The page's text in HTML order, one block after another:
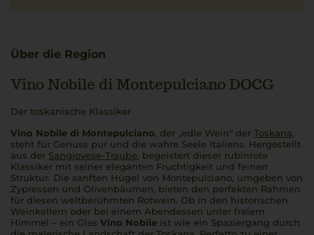
Über die Region
Vino Nobile di Montepulciano DOCG
Der toskanische Klassiker
Vino Nobile di Montepulciano, der „edle Wein“ der Toskana,
steht für Genuss pur und die wahre Seele Italiens. Hergestellt
aus der Sangiovese-Traube, begeistert dieser rubinrote
Klassiker mit seiner eleganten Fruchtigkeit und feinen
Struktur. Die sanften Hügel von Montepulciano, umgeben von
Zypressen und Olivenbäumen, bieten den perfekten Rahmen
für diesen weltberühmten Rotwein. Ob in den historischen
Weinkellern oder bei einem Abendessen unter freiem
Himmel – ein Glas Vino Nobile ist wie ein Spaziergang durch